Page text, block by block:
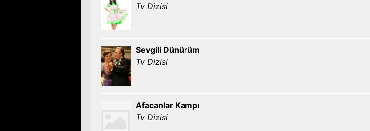
Tv Dizisi
Sevgili Dünürüm
Tv Dizisi
Afacanlar Kampı
Tv Dizisi